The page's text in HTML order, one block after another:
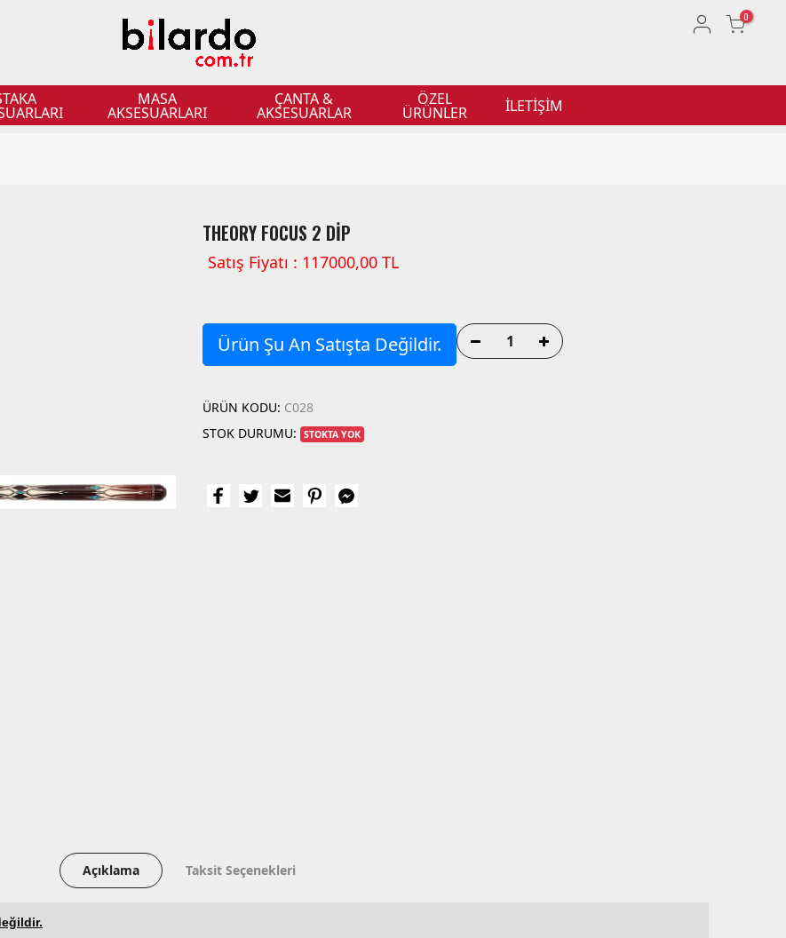
0
MASA
AKSESUARLARI
ÇANTA &
AKSESUARLAR
ÖZEL
ÜRÜNLER İLETİŞİM
THEORY FOCUS 2 DİP
Satış Fiyatı : 117000,00 TL
Ürün Şu An Satışta Değildir.
ÜRÜN KODU: C028
STOK DURUMU:
STOKTA YOK
Açıklama Taksit Seçenekleri